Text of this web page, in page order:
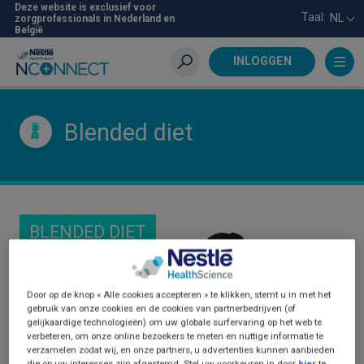
Skip
main
content
Deze website is exclusief voor
zorgprofessionals in Nederland en
België
Taal: NL
INLOGGEN
Zoeken
Blended diet
BLENDED DIET
Door op de knop « Alle cookies accepteren » te klikken, stemt u in met het
gebruik van onze cookies en de cookies van partnerbedrijven (of
gelijkaardige technologieën) om uw globale surfervaring op het web te
verbeteren, om onze online bezoekers te meten en nuttige informatie te
verzamelen zodat wij, en onze partners, u advertenties kunnen aanbieden